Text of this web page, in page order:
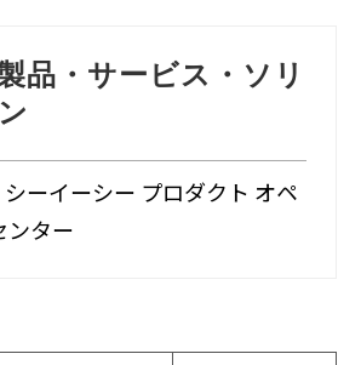
品・サービス・ソリ
シーイーシー プロダクト オペ
ンター